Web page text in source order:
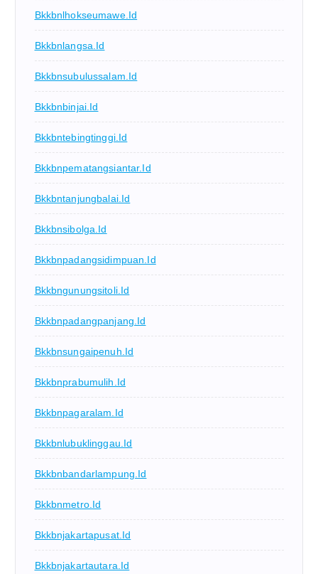
Bkkbnlhokseumawe.id
Bkkbnlangsa.id
Bkkbnsubulussalam.id
Bkkbnbinjai.id
Bkkbntebingtinggi.id
Bkkbnpematangsiantar.id
Bkkbntanjungbalai.id
Bkkbnsibolga.id
Bkkbnpadangsidimpuan.id
Bkkbngunungsitoli.id
Bkkbnpadangpanjang.id
Bkkbnsungaipenuh.id
Bkkbnprabumulih.id
Bkkbnpagaralam.id
Bkkbnlubuklinggau.id
Bkkbnbandarlampung.id
Bkkbnmetro.id
Bkkbnjakartapusat.id
Bkkbnjakartautara.id